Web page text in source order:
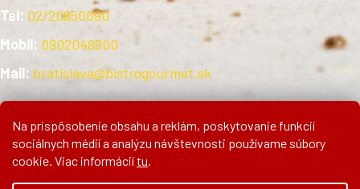
Na prispôsobenie obsahu a reklám, poskytovanie funkcií
sociálnych médií a analýzu návštevnosti používame súbory
cookie. Viac informáciítu.
Tel: 02/20850090
Mobil: 0902048900
Mail: bratislava@bistrogourmet.sk